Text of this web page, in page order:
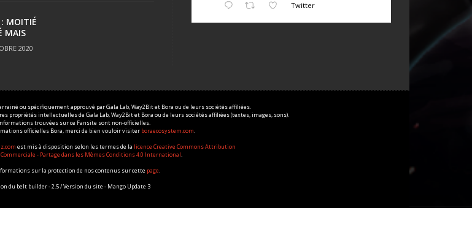
MOITIÉ
MAIS
AUSSI FUN
2020
Twitter
ou spécifiquement approuvé par Gala Lab, Way2Bit et Bora ou de leurs sociétés affiliées.
propriétés intellectuelles de Gala Lab, Way2Bit et Bora ou de leurs sociétés affiliées (textes, images, sons).
trouvées sur ce Fansite sont non-officielles.
officielles Bora, merci de bien vouloir visiter boraecosystem.com.
est mis à disposition selon les termes de la licence Creative Commons Attribution
- Partage dans les Mêmes Conditions 4.0 International.
sur la protection de nos contenus sur cette page.
du belt builder - 2.5 / Version du site - Mango Update 3